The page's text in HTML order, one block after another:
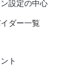
定の中心
ー一覧
ト